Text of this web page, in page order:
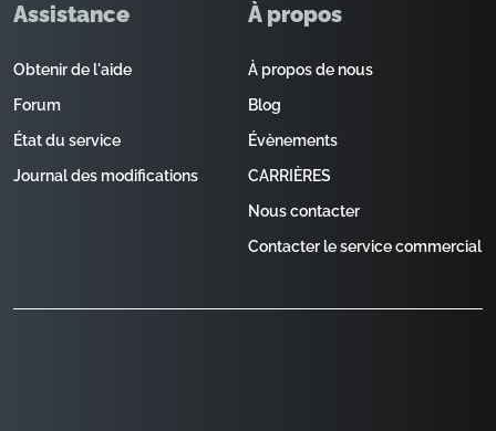
Assistance
Obtenir de l'aide
Forum
État du service
Journal des modifications
À propos
À propos de nous
Blog
Évènements
CARRIÈRES
Nous contacter
Contacter le service commercial